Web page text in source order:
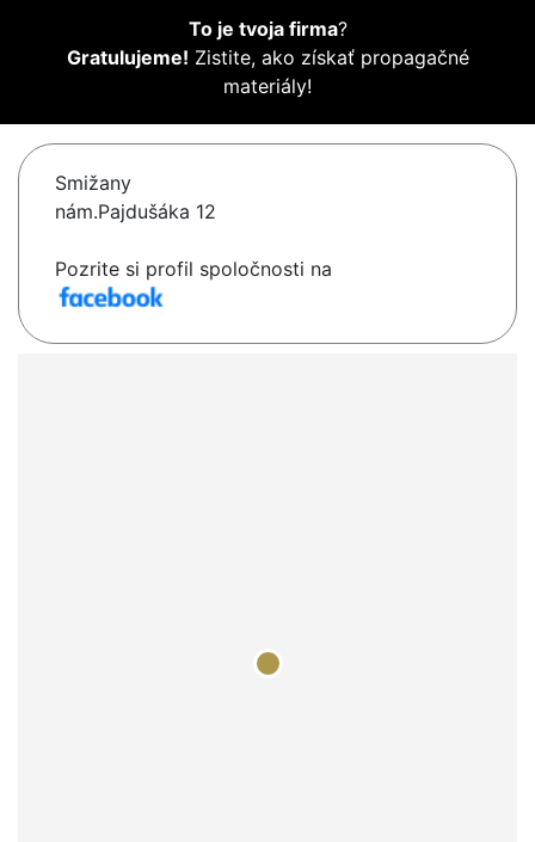
To je tvoja firma?
Gratulujeme! Zistite, ako získať propagačné
materiály!
Smižany
nám.Pajdušáka 12
Pozrite si profil spoločnosti na